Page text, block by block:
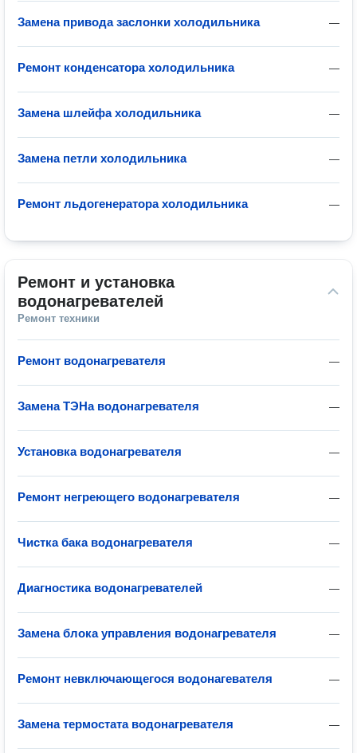
—
Замена привода заслонки холодильника
—
Ремонт конденсатора холодильника
—
Замена шлейфа холодильника
—
Замена петли холодильника
—
Ремонт льдогенератора холодильника
Ремонт и установка
водонагревателей
Ремонт техники
—
Ремонт водонагревателя
—
Замена ТЭНа водонагревателя
—
Установка водонагревателя
—
Ремонт негреющего водонагревателя
—
Чистка бака водонагревателя
—
Диагностика водонагревателей
—
Замена блока управления водонагревателя
—
Ремонт невключающегося водонагевателя
—
Замена термостата водонагревателя